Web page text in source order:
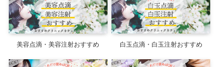
美容点滴・美容注射おすすめ 白玉点滴・白玉注射おすすめ